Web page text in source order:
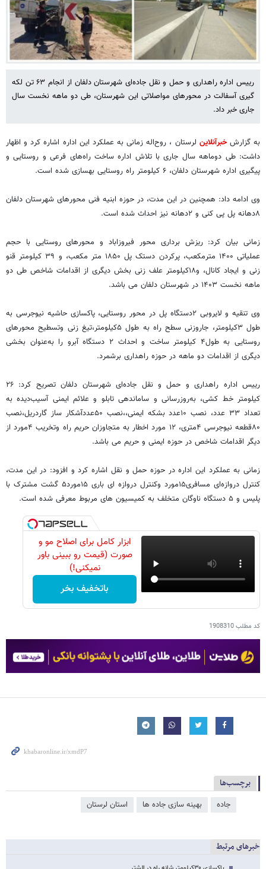
رییس اداره راهداری و حمل و نقل جاده‌ای شهرستان دلفان از انجام ۶۳ تن لکه
گیری آسفالت در محورهای مواصلاتی این شهرستان، طی دو ماهه نخست سال
جاری خبر داد.
به گزارشخبرآنلاین لرستان ، روح‌اله زمانی به عملکرد این اداره اشاره کرد و اظهار
داشت: طی دوماهه سال جاری با تلاش اداره ساخت راه‌های فرعی و روستایی و
پیگیری اداره شهرستان دلفان، ۶ کیلومتر راه روستایی بهسازی شده است.
وی ادامه داد: همچنین در این مدت، در حوزه ابنیه فنی محورهای شهرستان دلفان
۸دهانه پل پی کنی و ۲دهانه نیز احداث شده است‌.
زمانی بیان کرد: ریزش برداری محور فیروزاباد و محورهای روستایی با حجم
عملیاتی ۱۴۰۰ مترمکعب، پرکردن دستک پل ۱۸۵۰ متر مکعب، و ۳۹ کیلومتر قنو
زنی و ایجاد کانال، و۱۸کیلومتر علف زنی بخش دیگری از اقدامات شاخص طی دو
ماهه نخست ۱۴۰۳ در شهرستان دلفان می باشد.
وی تنقیه و لایروبی ۲دستگاه پل‌ در محور روستایی، پاکسازی حاشیه نیوجرسی به
طول ۳کیلومتر، جاروزنی سطح راه به طول ۵کیلومتر،تیغ زنی وتسطیح محورهای
روستایی به طول۴ کیلومتر ساخت و احداث ۲ دستگاه آبرو را به‌عنوان‌ بخشی
دیگری از اقدامات دو ماهه در حوزه راهداری برشمرد.
رییس اداره راهداری و حمل و نقل جاده‌ای شهرستان دلفان تصریح کرد: ۲۶
کیلومتر خط کشی، به‌روزرسانی و ساماندهی تابلو و علائم ایمنی آسیب‌دیده به
تعداد ۳۳ عدد، نصب ۱۰عدد بشکه ایمنی،،نصب ۵۰عددآشکار ساز گاردریل،نصب
۸۰قطعه نیوجرسی ۴متری، ۱۲ مورد اخطار به متجاوزان حریم راه وتخریب ۴مورد از
دیگر اقدامات شاخص در حوزه ایمنی و حریم می باشد.
زمانی به عملکرد این اداره در حوزه حمل و نقل اشاره کرد و افزود: در این مدت،
کنترل‌ دروازه‌ای مسافری۱۵مورد وکنترل دروازه ای باری ۱۵مورد۵ گشت مشترک با
پلیس و ۵ دستگاه ناوگان متخلف به کمیسیون های مربوط معرفی شده است.
ابزار کامل برای اصلاح مو و
صورت (قیمت رو ببینی باور
نمیکنی!)
باتخفیف بخر
کد مطلب1908310
برچسب‌ها
جاده بهینه سازی جاده ها استان لرستان
خبرهای مرتبط